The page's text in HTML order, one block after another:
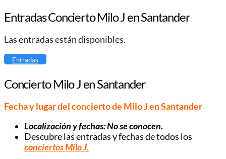
Entradas Concierto Milo J en Santander
Las entradas están disponibles.
Entradas
Concierto Milo J en Santander
Fecha y lugar del concierto de Milo J en Santander
Localización y fechas: No se conocen.
Descubre las entradas y fechas de todos los
conciertos Milo J.